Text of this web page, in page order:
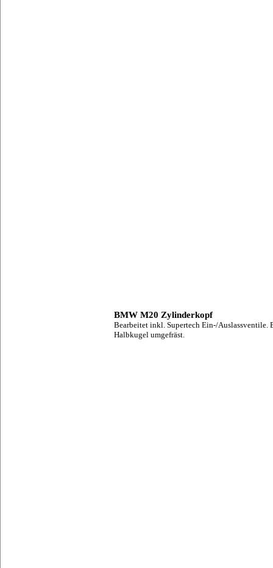
BMW M20 Zylinderkopf
Bearbeitet inkl. Supertech Ein-/Auslassventile.
Halbkugel umgefräst.